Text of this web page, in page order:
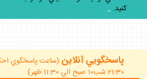
كنيد. _
پاسخگويي آنلاين
21:30 شب10 صبح الي 11:30 ظهر)